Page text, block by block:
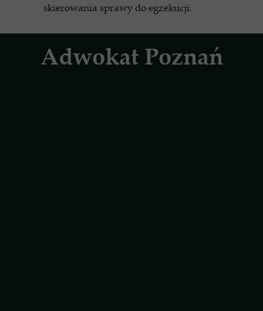
Adwokat Poznań
skierowania sprawy do egzekucji.